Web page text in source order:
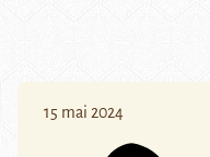
15 mai 2024